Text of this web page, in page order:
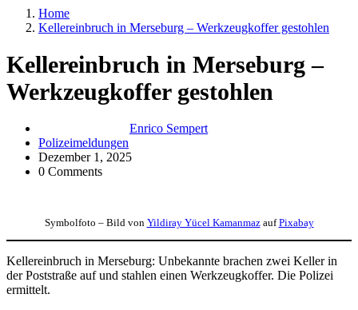
Home
Kellereinbruch in Merseburg – Werkzeugkoffer gestohlen
Kellereinbruch in Merseburg –
Werkzeugkoffer gestohlen
Enrico Sempert
Polizeimeldungen
Dezember 1, 2025
0 Comments
Symbolfoto – Bild von Yildiray Yücel KamanmazaufPixabay
Kellereinbruch in Merseburg: Unbekannte brachen zwei Keller in
der Poststraße auf und stahlen einen Werkzeugkoffer. Die Polizei
ermittelt.